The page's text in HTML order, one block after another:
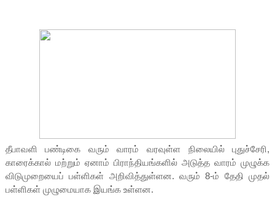
தீபாவளி பண்டிகை வரும் வாரம் வரவுள்ள நிலையில் புதுச்சேரி,
காரைக்கால் மற்றும் ஏனாம் பிராந்தியங்களில் அடுத்த வாரம் முழுக்க
விடுமுறையைப் பள்ளிகள் அறிவித்துள்ளன. வரும் 8-ம் தேதி முதல்
பள்ளிகள் முழுமையாக இயங்க உள்ளன.